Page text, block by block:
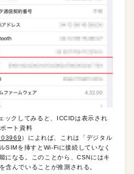
ックしてみると、ICCIDは表示され
ート資料
）によれば、これは「デジタル
SIMを挿すとWi-Fiに接続していなく
になる。このことから、CSNにはキ
含んでいることが推測される。